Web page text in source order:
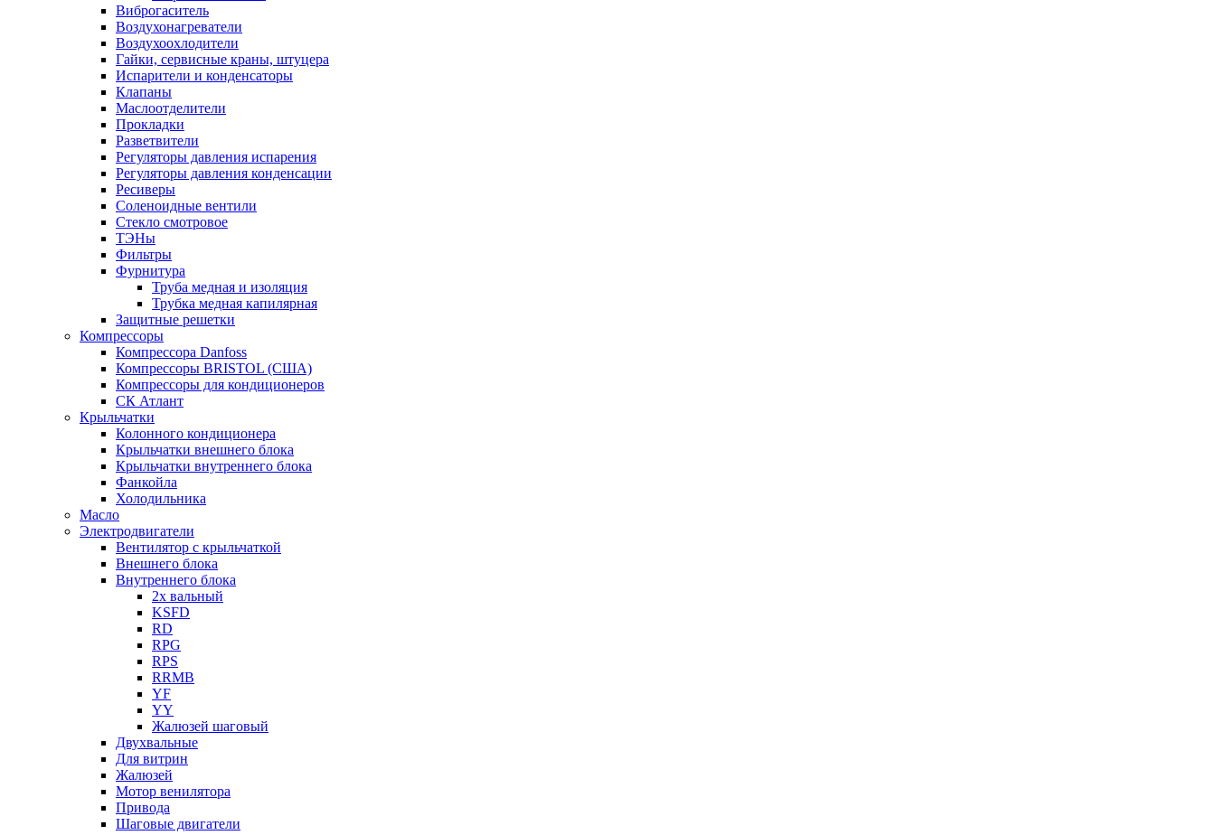
Виброгаситель
Воздухонагреватели
Воздухоохлодители
Гайки, сервисные краны, штуцера
Испарители и конденсаторы
Клапаны
Маслоотделители
Прокладки
Разветвители
Регуляторы давления испарения
Регуляторы давления конденсации
Ресиверы
Соленоидные вентили
Стекло смотровое
ТЭНы
Фильтры
Фурнитура
Труба медная и изоляция
Трубка медная капилярная
Защитные решетки
Компрессоры
Компрессора Danfoss
Компрессоры BRISTOL (США)
Компрессоры для кондиционеров
СК Атлант
Крыльчатки
Колонного кондиционера
Крыльчатки внешнего блока
Крыльчатки внутреннего блока
Фанкойла
Холодильника
Масло
Электродвигатели
Вентилятор с крыльчаткой
Внешнего блока
Внутреннего блока
2х вальный
KSFD
RD
RPG
RPS
RRMB
YF
YY
Жалюзей шаговый
Двухвальные
Для витрин
Жалюзей
Мотор венилятора
Привода
Шаговые двигатели